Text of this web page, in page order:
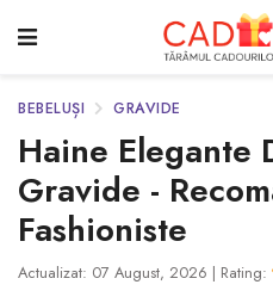
BEBELUȘI GRAVIDE
Haine Elegante
Gravide -
Fashioniste
Actualizat: 07 August, 2026 | Rating: